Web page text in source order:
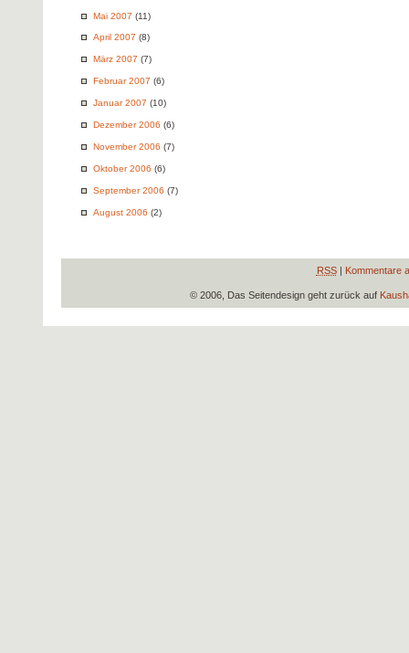
Mai 2007 (11)
April 2007 (8)
März 2007 (7)
Februar 2007 (6)
Januar 2007 (10)
Dezember 2006 (6)
November 2006 (7)
Oktober 2006 (6)
September 2006 (7)
August 2006 (2)
RSS| Kommentare
© 2006, Das Seitendesign geht zurück auf